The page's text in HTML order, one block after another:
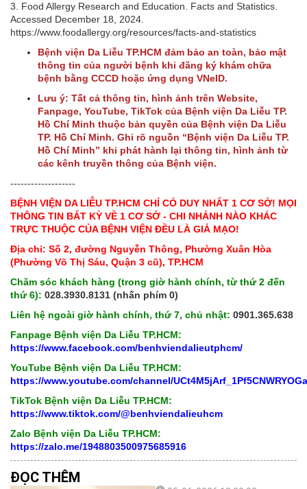
3. Food Allergy Research and Education. Facts and Statistics.
Accessed December 18, 2024.
https://www.foodallergy.org/resources/facts-and-statistics
Bệnh viện Da Liễu TP.HCM đảm bảo an toàn, bảo mật
thông tin của người bệnh khi đăng ký khám chữa
bệnh bằng CCCD hoặc ứng dụng VNeID.
Lưu ý: Tất cả thông tin, hình ảnh trên Website,
Fanpage, YouTube, TikTok của Bệnh viện Da Liễu TP.
Hồ Chí Minh thuộc bản quyền của Bệnh viện Da Liễu
TP. Hồ Chí Minh. Ghi rõ nguồn “Bệnh viện Da Liễu TP.
Hồ Chí Minh” khi phát hành lại thông tin, hình ảnh từ
các kênh truyền thông của Bệnh viện.
-------------------
BỆNH VIỆN DA LIỄU TP.HCM CHỈ CÓ DUY NHẤT 1 CƠ SỞ! MỌI
THÔNG TIN BẤT KỲ VỀ 1 CƠ SỞ - CHI NHÁNH NÀO KHÁC
TRỰC THUỘC CỦA BỆNH VIỆN ĐỀU LÀ GIẢ MẠO!
Địa chỉ: Số 2, đường Nguyễn Thông, Phường Xuân Hòa
(Phường Võ Thị Sáu, Quận 3 cũ), TP.HCM
Chăm sóc khách hàng (trong giờ hành chính, từ thứ 2 đến
thứ 6): 028.3930.8131 (nhấn phím 0)
Liên hệ ngoài giờ hành chính, thứ 7, chủ nhật: 0901.365.638
Fanpage Bệnh viện Da Liễu TP.HCM:
https://www.facebook.com/benhviendalieutphcm/
YouTube Bệnh viện Da Liễu TP.HCM:
https://www.youtube.com/channel/
TikTok Bệnh viện Da Liễu TP.HCM:
https://www.tiktok.com/@benhviendalieuhcm
Zalo Bệnh viện Da Liễu TP.HCM:
https://zalo.me/1948803500975685916
ĐỌC THÊM